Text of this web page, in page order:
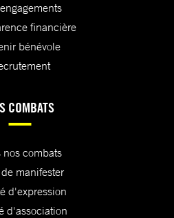
financière
bénévole
COMBATS
nos combats
manifester
d'expression
d'association